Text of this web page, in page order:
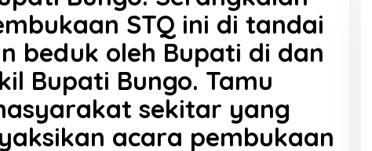
STQ ini di tandai
beduk oleh Bupati di dan
Bupati Bungo. Tamu
sekitar yang
acara pembukaan